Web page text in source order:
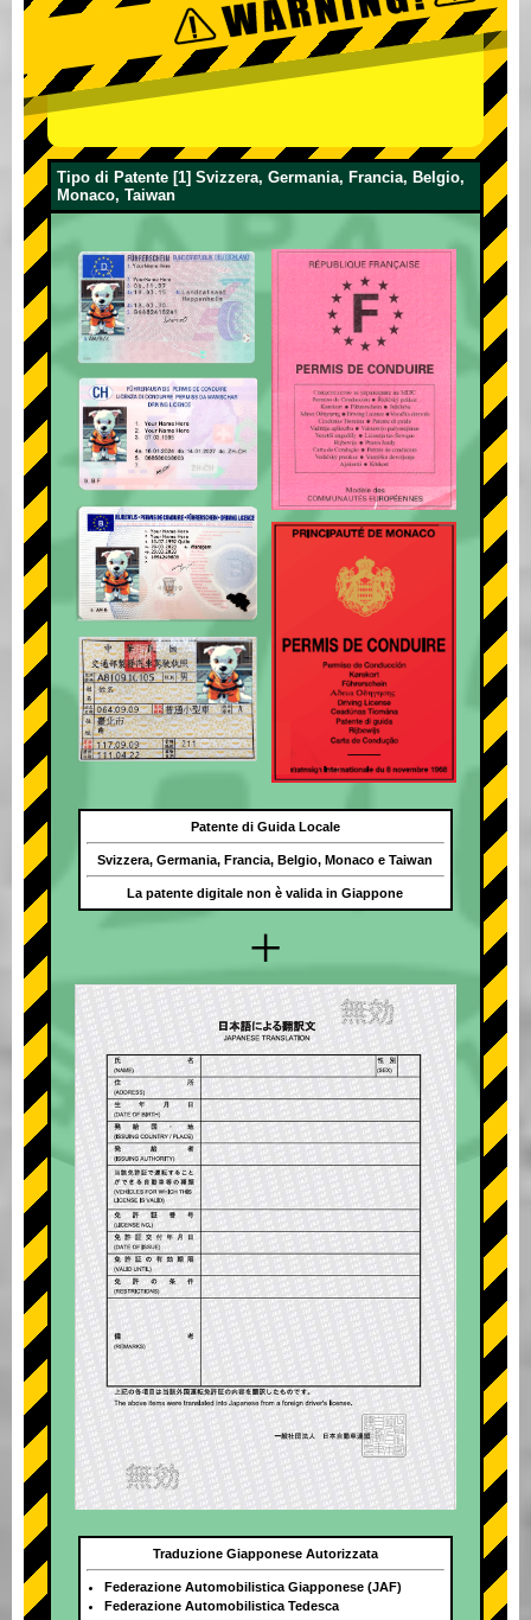
Tipo di Patente [1] Svizzera, Germania, Francia, Belgio,
Monaco, Taiwan
+
Patente di Guida Locale
Svizzera, Germania, Francia, Belgio, Monaco e Taiwan
La patente digitale non è valida in Giappone
Traduzione Giapponese Autorizzata
Federazione Automobilistica Giapponese (JAF)
Federazione Automobilistica Tedesca